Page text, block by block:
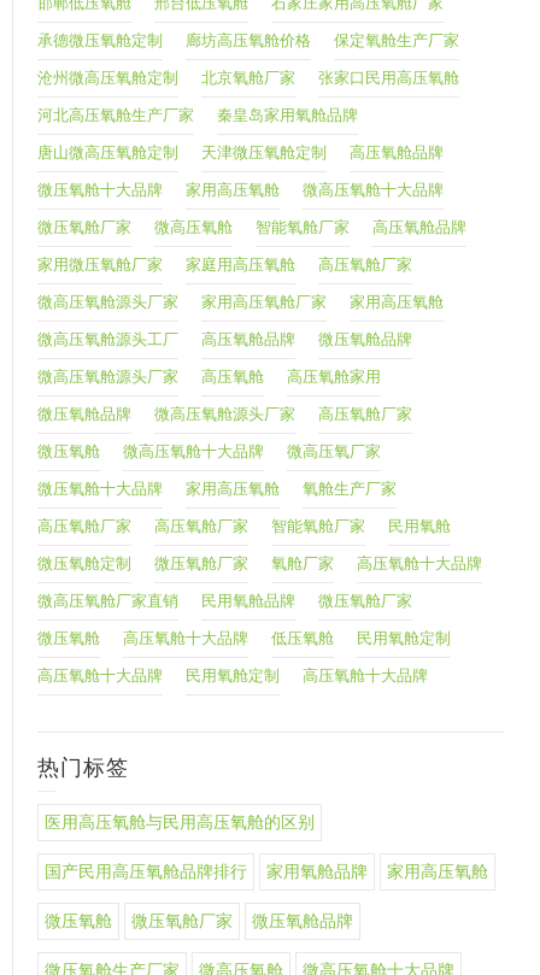
承德微压氧舱定制 廊坊高压氧舱价格 保定氧舱生产厂家
沧州微高压氧舱定制 北京氧舱厂家 张家口民用高压氧舱
河北高压氧舱生产厂家 秦皇岛家用氧舱品牌
唐山微高压氧舱定制 天津微压氧舱定制 高压氧舱品牌
微压氧舱十大品牌 家用高压氧舱 微高压氧舱十大品牌
微压氧舱厂家 微高压氧舱 智能氧舱厂家 高压氧舱品牌
家用微压氧舱厂家 家庭用高压氧舱 高压氧舱厂家
微高压氧舱源头厂家 家用高压氧舱厂家 家用高压氧舱
微高压氧舱源头工厂 高压氧舱品牌 微压氧舱品牌
微高压氧舱源头厂家 高压氧舱 高压氧舱家用
微压氧舱品牌 微高压氧舱源头厂家 高压氧舱厂家
微压氧舱 微高压氧舱十大品牌 微高压氧厂家
微压氧舱十大品牌 家用高压氧舱 氧舱生产厂家
高压氧舱厂家 高压氧舱厂家 智能氧舱厂家 民用氧舱
微压氧舱定制 微压氧舱厂家 氧舱厂家 高压氧舱十大品牌
微高压氧舱厂家直销 民用氧舱品牌 微压氧舱厂家
微压氧舱 高压氧舱十大品牌 低压氧舱 民用氧舱定制
高压氧舱十大品牌 民用氧舱定制 高压氧舱十大品牌
热门标签
医用高压氧舱与民用高压氧舱的区别
国产民用高压氧舱品牌排行 家用氧舱品牌 家用高压氧舱
微压氧舱 微压氧舱厂家 微压氧舱品牌
微压氧舱生产厂家 微高压氧舱 微高压氧舱十大品牌